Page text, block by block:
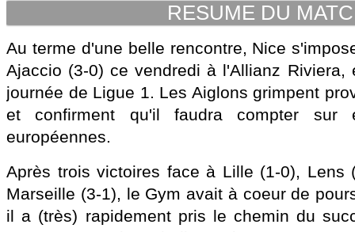
RESUME DU
Au terme d'une belle rencontre, Nice
Ajaccio (3-0) ce vendredi à l'Allianz Riviera,
journée de Ligue 1. Les Aiglons grimpent
et confirment qu'il faudra compter sur
européennes.
Après trois victoires face à Lille (1-0), Lens
Marseille (3-1), le Gym avait à coeur de
il a (très) rapidement pris le chemin du